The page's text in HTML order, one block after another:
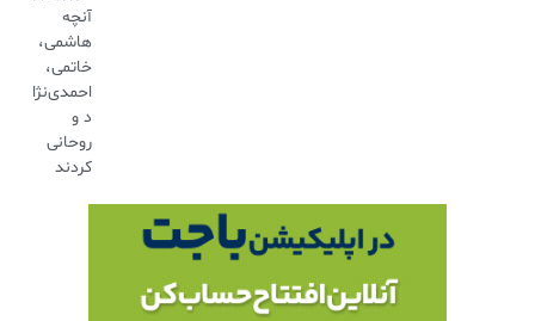
آنچه
هاشمی،
خاتمی،
احمدی‌نژا
د و
روحانی
کردند